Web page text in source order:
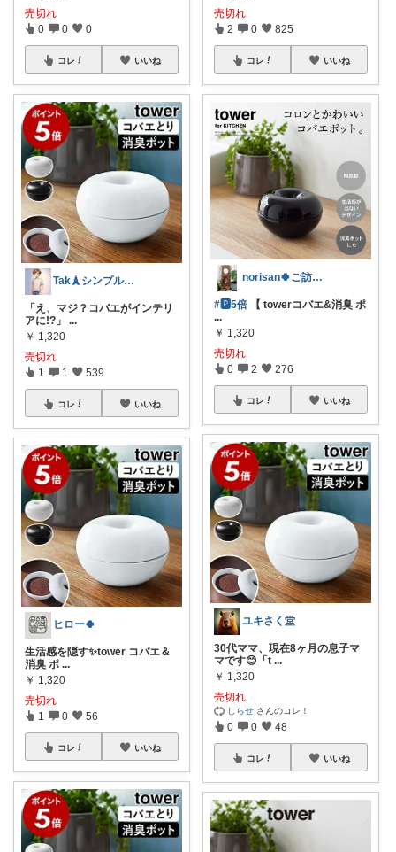
売切れ
0 0 0
コレ いいね
Tak🗼シンプルで健康的な暮らし
「え、マジ？コバエがインテリ
アに!?」 ...
￥ 1,320
売切れ
1 1 539
コレ いいね
ヒロー🍀
生活感を隠す✨tower コバエ＆
消臭 ポ ...
￥ 1,320
売切れ
1 0 56
コレ いいね
売切れ
2 0 825
コレ いいね
norisan🍀ご訪問感謝ﾃﾞｽ･:*
#🅿️5倍 【 towerコバエ&消臭 ポ
...
￥ 1,320
売切れ
0 2 276
コレ いいね
ユキさく堂
30代ママ、現在8ヶ月の息子マ
マです😊「t ...
￥ 1,320
売切れ
しらせ さんのコレ！
0 0 48
コレ いいね